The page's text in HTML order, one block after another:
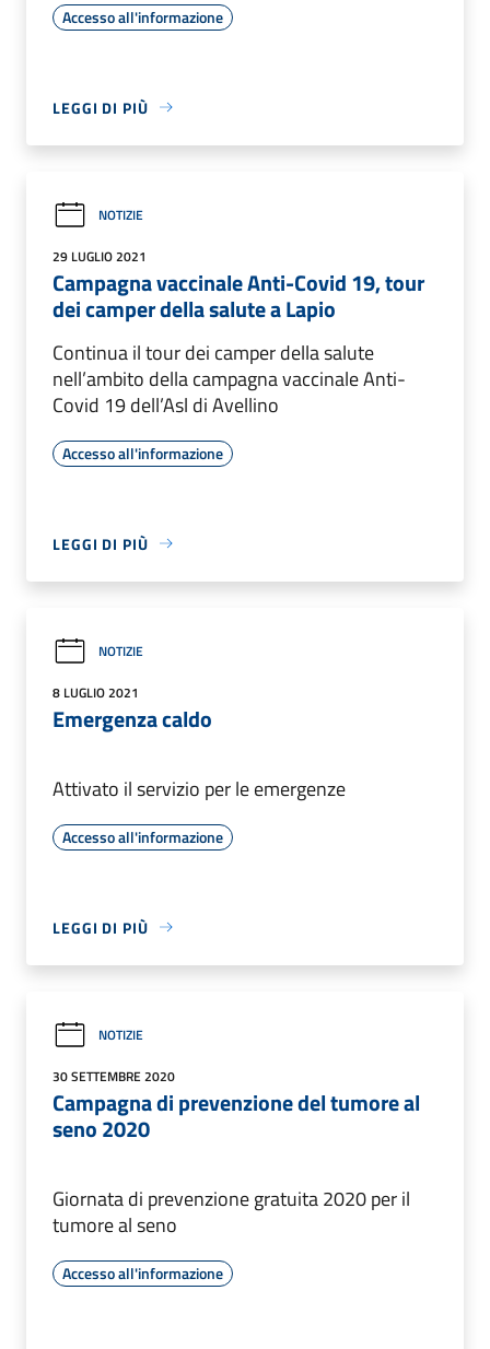
Accesso all'informazione
LEGGI DI PIÙ
NOTIZIE
29 LUGLIO 2021
Campagna vaccinale Anti-Covid 19, tour
dei camper della salute a Lapio
Continua il tour dei camper della salute
nell’ambito della campagna vaccinale Anti-
Covid 19 dell’Asl di Avellino
Accesso all'informazione
LEGGI DI PIÙ
NOTIZIE
8 LUGLIO 2021
Emergenza caldo
Attivato il servizio per le emergenze
Accesso all'informazione
LEGGI DI PIÙ
NOTIZIE
30 SETTEMBRE 2020
Campagna di prevenzione del tumore al
seno 2020
Giornata di prevenzione gratuita 2020 per il
tumore al seno
Accesso all'informazione